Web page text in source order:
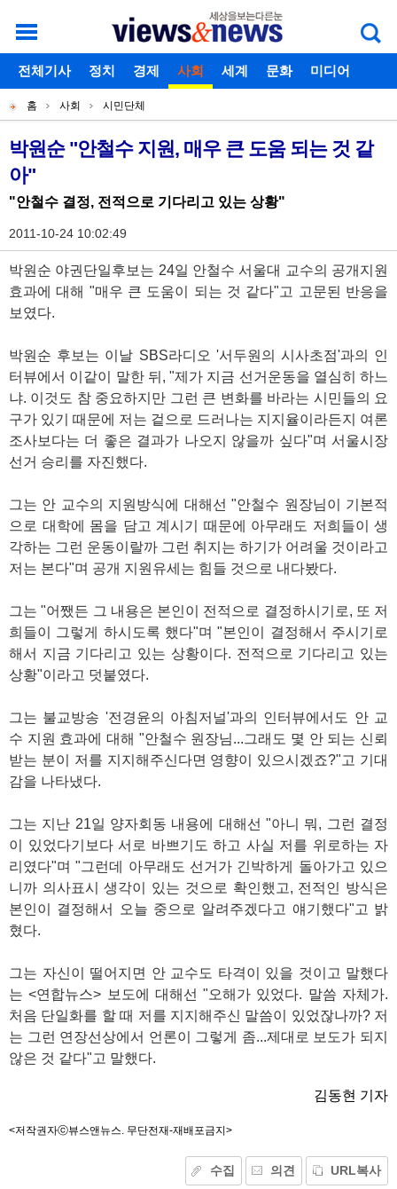
개
별
메
뉴
로그인 회원가입 아이디찾기 비밀번호찾기
주
메
뉴
전체기사 정치 경제 사회 세계 문화
미디어
독자게시판
현
재
위
치
홈 사회 시민단체
기
사
본
문
박원순 "안철수 지원, 매우 큰 도움 되는 것 같
아"
"안철수 결정, 전적으로 기다리고 있는 상황"
2011-10-24 10:02:49
박원순 야권단일후보는 24일 안철수 서울대 교수의 공개지원
효과에 대해 "매우 큰 도움이 되는 것 같다"고 고문된 반응을
보였다.
박원순 후보는 이날 SBS라디오 '서두원의 시사초점'과의 인
터뷰에서 이같이 말한 뒤, "제가 지금 선거운동을 열심히 하느
냐. 이것도 참 중요하지만 그런 큰 변화를 바라는 시민들의 요
구가 있기 때문에 저는 겉으로 드러나는 지지율이라든지 여론
조사보다는 더 좋은 결과가 나오지 않을까 싶다"며 서울시장
선거 승리를 자진했다.
그는 안 교수의 지원방식에 대해선 "안철수 원장님이 기본적
으로 대학에 몸을 담고 계시기 때문에 아무래도 저희들이 생
각하는 그런 운동이랄까 그런 취지는 하기가 어려울 것이라고
저는 본다"며 공개 지원유세는 힘들 것으로 내다봤다.
그는 "어쨌든 그 내용은 본인이 전적으로 결정하시기로, 또 저
희들이 그렇게 하시도록 했다"며 "본인이 결정해서 주시기로
해서 지금 기다리고 있는 상황이다. 전적으로 기다리고 있는
상황"이라고 덧붙였다.
그는 불교방송 '전경윤의 아침저널'과의 인터뷰에서도 안 교
수 지원 효과에 대해 "안철수 원장님...그래도 몇 안 되는 신뢰
받는 분이 저를 지지해주신다면 영향이 있으시겠죠?"고 기대
감을 나타냈다.
그는 지난 21일 양자회동 내용에 대해선 "아니 뭐, 그런 결정
이 있었다기보다 서로 바쁘기도 하고 사실 저를 위로하는 자
리였다"며 "그런데 아무래도 선거가 긴박하게 돌아가고 있으
니까 의사표시 생각이 있는 것으로 확인했고, 전적인 방식은
본인이 결정해서 오늘 중으로 알려주겠다고 얘기했다"고 밝
혔다.
그는 자신이 떨어지면 안 교수도 타격이 있을 것이고 말했다
는 <연합뉴스> 보도에 대해선 "오해가 있었다. 말씀 자체가.
처음 단일화를 할 때 저를 지지해주신 말씀이 있었잖나까? 저
는 그런 연장선상에서 언론이 그렇게 좀...제대로 보도가 되지
않은 것 같다"고 말했다.
김동현 기자
<저작권자ⓒ뷰스앤뉴스. 무단전재-재배포금지>
수집 의견 URL복사